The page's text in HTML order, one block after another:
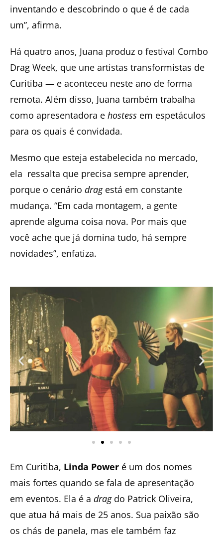
inventando e descobrindo o que é de cada
um”, afirma.
Há quatro anos, Juana produz o festival Combo
Drag Week, que une artistas transformistas de
Curitiba — e aconteceu neste ano de forma
remota. Além disso, Juana também trabalha
como apresentadora e hostess em espetáculos
para os quais é convidada.
Mesmo que esteja estabelecida no mercado,
ela ressalta que precisa sempre aprender,
porque o cenário drag está em constante
mudança. “Em cada montagem, a gente
aprende alguma coisa nova. Por mais que
você ache que já domina tudo, há sempre
novidades”, enfatiza.
Em Curitiba, Linda Power é um dos nomes
mais fortes quando se fala de apresentação
em eventos. Ela é a drag do Patrick Oliveira,
que atua há mais de 25 anos. Sua paixão são
os chás de panela, mas ele também faz